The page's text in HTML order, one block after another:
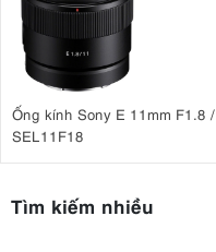
Ống kính Sony E 11mm F1.8 /
SEL11F18
Tìm kiếm nhiều